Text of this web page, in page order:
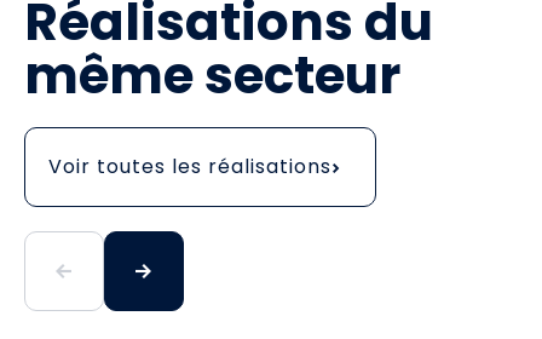
Réalisations du
même secteur
Voir toutes les réalisations